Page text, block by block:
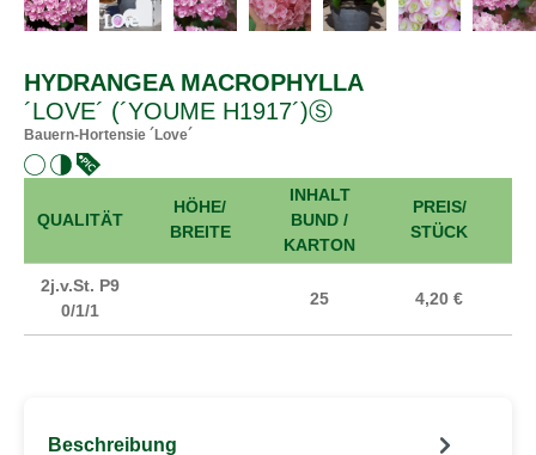
HYDRANGEA MACROPHYLLA
´LOVE´ (´YOUME H1917´)Ⓢ
Bauern-Hortensie ´Love´
QUALITÄT
HÖHE/
BREITE
INHALT
BUND /
KARTON
PREIS/
STÜCK
2j.v.St. P9
0/1/1
25 4,20 €
Beschreibung